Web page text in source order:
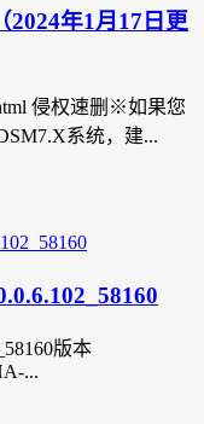
2024年1月17日更
侵权速删※如果您
系统，建...
版本
...